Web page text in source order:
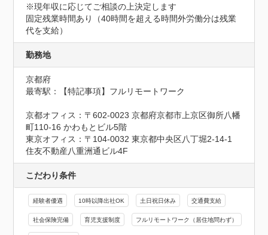
※現年収に応じてご相談の上決定します
固定残業時間あり（40時間を超える時間外労働分は残業
代を支給）
勤務地
京都府
最寄駅：【特記事項】フルリモートワーク
京都オフィス：〒602-0023 京都府京都市上京区御所八幡
町110-16 かわもとビル5階
東京オフィス：〒104-0032 東京都中央区八丁堀2-14-1
住友不動産八重洲通ビル4F
こだわり条件
経験者優遇 10時以降出社OK 土日祝日休み 交通費支給
社会保険完備 育児支援制度 フルリモートワーク（居住地問わず）